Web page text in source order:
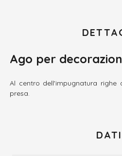
Ago per
Al centro dell'impugnatura righe
presa.
DATI